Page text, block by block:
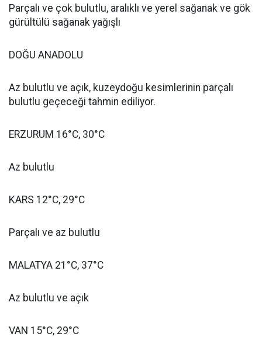
Parçalı ve çok bulutlu, aralıklı ve yerel sağanak ve gök
gürültülü sağanak yağışlı
DOĞU ANADOLU
Az bulutlu ve açık, kuzeydoğu kesimlerinin parçalı
bulutlu geçeceği tahmin ediliyor.
ERZURUM 16°C, 30°C
Az bulutlu
KARS 12°C, 29°C
Parçalı ve az bulutlu
MALATYA 21°C, 37°C
Az bulutlu ve açık
VAN 15°C, 29°C